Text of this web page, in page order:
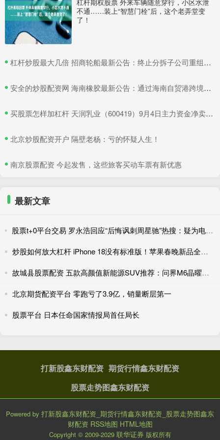
杠杆期权股票 外来车辆随意穿行，小区水泄
不通……装上“智慧门栓”后，这个老弄堂变
了！
​杠杆炒股最大几倍 招商轮船最新公告：终止分拆子公司重组上市
​安全的炒股配资网 海南橡胶最新公告：通过海南自贸港跨境资金集中运营中心认定
​买股票怎样加杠杆 天润乳业（600419）9月4日主力资金净卖出374.43万元
​北京炒股配资开户 隔壁老杨：亏的怀疑人生！
​南京股票配资 今起发售，这些旅客买动车票有新优惠
最新文章
股票t+0平台交易 罗永浩回应“后悔讽刺周星驰”热搜：疑为电影宣发团队炒作
炒股如何放大杠杆 iPhone 18没有标准版！苹果春晚新品全面盘点
故城县股票配资 五款高颜值新能源SUV推荐：问界M6晶曜灯组领衔
北京期货配资平台 零跑亏了3.9亿，销量断层第一
股票平台 日本任命国家情报局首任局长
打新股鑫东财配资 期货行情鑫东财配资
股票走势图鑫东财配资
Powered by 打新股鑫东财配资_期货行情鑫东财配资_股票走势图鑫东
财配资 RSS地图 HTML地图
Copyright © 2009-2029 联华证券 版权所有